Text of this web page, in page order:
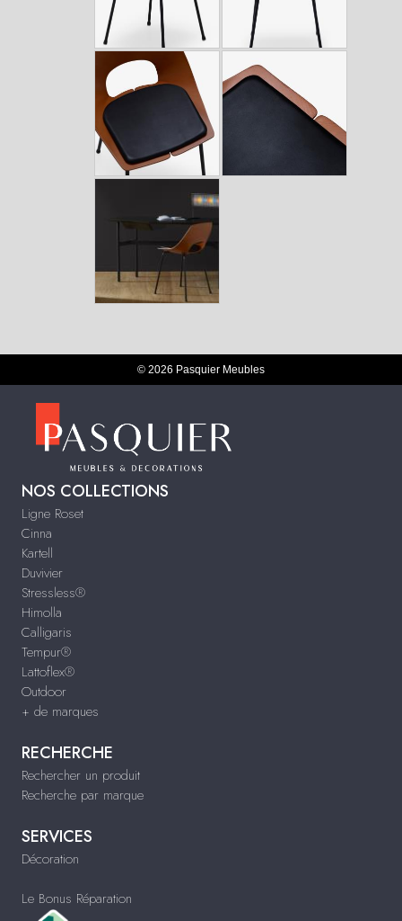
© 2026 Pasquier Meubles
NOS COLLECTIONS
Ligne Roset
Cinna
Kartell
Duvivier
Stressless®
Himolla
Calligaris
Tempur®
Lattoflex®
Outdoor
+ de marques
RECHERCHE
Rechercher un produit
Recherche par marque
SERVICES
Décoration
Le Bonus Réparation